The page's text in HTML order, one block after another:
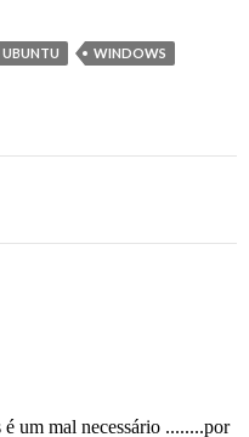
UBUNTU
WINDOWS